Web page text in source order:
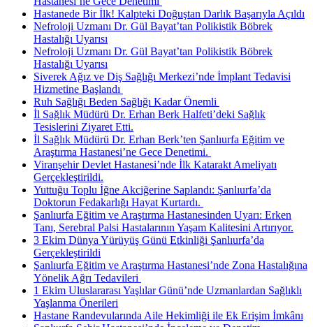
Hastanede Bir İlk! Kalpteki Doğuştan Darlık Başarıyla Açıldı
Nefroloji Uzmanı Dr. Gül Bayat’tan Polikistik Böbrek
Hastalığı Uyarısı
Nefroloji Uzmanı Dr. Gül Bayat’tan Polikistik Böbrek
Hastalığı Uyarısı
Siverek Ağız ve Diş Sağlığı Merkezi’nde İmplant Tedavisi
Hizmetine Başlandı ​
Ruh Sağlığı Beden Sağlığı Kadar Önemli ​
İl Sağlık Müdürü Dr. Erhan Berk Halfeti’deki Sağlık
Tesislerini Ziyaret Etti.
İl Sağlık Müdürü Dr. Erhan Berk’ten Şanlıurfa Eğitim ve
Araştırma Hastanesi’ne Gece Denetimi. ​
Viranşehir Devlet Hastanesi’nde İlk Katarakt Ameliyatı
Gerçekleştirildi.
Yuttuğu Toplu İğne Akciğerine Saplandı: Şanlıurfa’da
Doktorun Fedakarlığı Hayat Kurtardı. ​
Şanlıurfa Eğitim ve Araştırma Hastanesinden Uyarı: Erken
Tanı, Serebral Palsi Hastalarının Yaşam Kalitesini Artırıyor.
3 Ekim Dünya Yürüyüş Günü Etkinliği Şanlıurfa’da
Gerçekleştirildi
Şanlıurfa Eğitim ve Araştırma Hastanesi’nde Zona Hastalığına
Yönelik Ağrı Tedavileri ​
1 Ekim Uluslararası Yaşlılar Günü’nde Uzmanlardan Sağlıklı
Yaşlanma Önerileri
Hastane Randevularında Aile Hekimliği ile Ek Erişim İmkânı